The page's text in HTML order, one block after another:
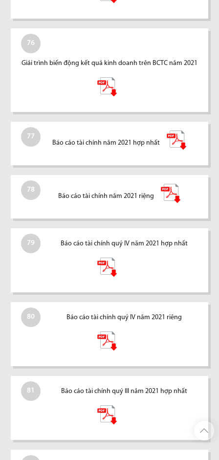
76
Giải trình biến động kết quả kinh doanh trên BCTC năm 2021
77
Báo cáo tài chính năm 2021 hợp nhất
78
Báo cáo tài chính năm 2021 riệng
79 Báo cáo tài chính quý IV năm 2021 hợp nhất
80 Báo cáo tài chính quý IV năm 2021 riêng
81 Báo cáo tài chính quý III năm 2021 hợp nhất